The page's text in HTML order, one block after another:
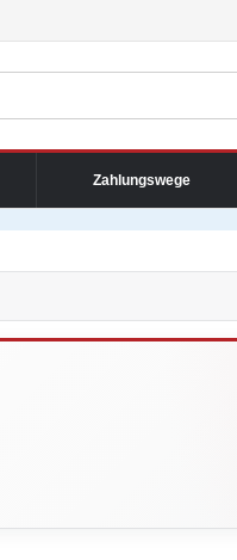
Zahlungswege